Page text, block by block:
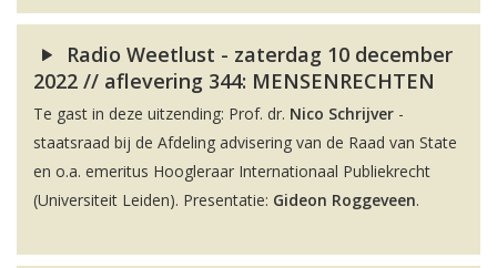
Radio Weetlust - zaterdag 10 december
2022 // aflevering 344: MENSENRECHTEN
Te gast in deze uitzending: Prof. dr. Nico Schrijver -
staatsraad bij de Afdeling advisering van de Raad van State
en o.a. emeritus Hoogleraar Internationaal Publiekrecht
(Universiteit Leiden). Presentatie: Gideon Roggeveen.